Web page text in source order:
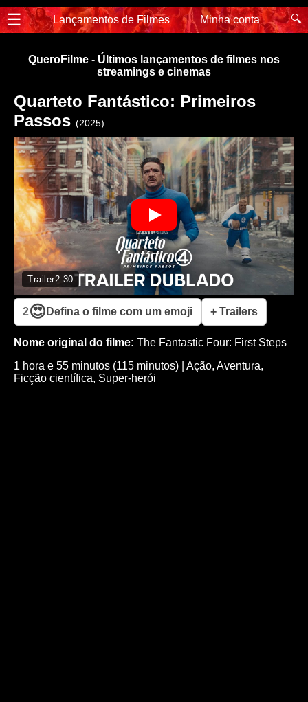
☰ Lançamentos de Filmes Minha conta 🔍
QueroFilme - Últimos lançamentos de filmes nos
streamings e cinemas
Quarteto Fantástico: Primeiros
Passos (2025)
Trailer2:30
2😍 Defina o filme com um emoji + Trailers
Nome original do filme: The Fantastic Four: First Steps
1 hora e 55 minutos (115 minutos)
Ação, Aventura,
Ficção científica, Super-herói